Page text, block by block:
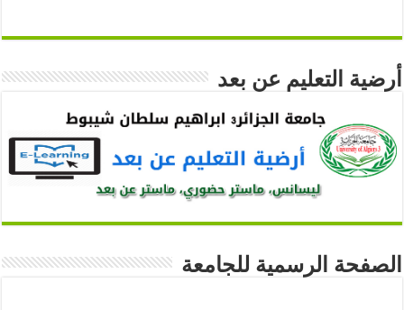
أرضية التعليم عن بعد
الصفحة الرسمية للجامعة